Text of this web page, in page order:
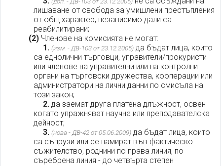
лишаване от свобода за умишлени престъпления
от общ характер, независимо дали са
реабилитирани;
(2) Членове на комисията не могат:
1. (изм. - ДВ-103 от 23.12.2005)да бъдат лица, които
са еднолични търговци, управители/прокуристи
или членове на управителни или на контролни
органи на търговски дружества, кооперации или
администратори на лични данни по смисъла на
този закон;
2.да заемат друга платена длъжност, освен
когато упражняват научна или преподавателска
дейност;
3. (нова - ДВ-42 от 05.06.2009)да бъдат лица, които
са съпрузи или се намират във фактическо
съжителство, роднини по права линия, по
съребрена линия - до четвърта степен